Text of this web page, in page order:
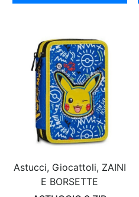
Astucci, Giocattoli, ZAINI
E BORSETTE